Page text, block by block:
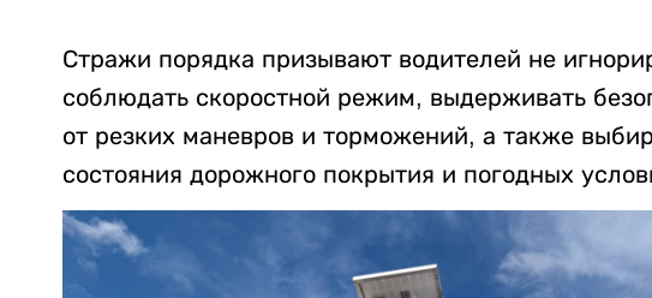
Стражи порядка призывают водителей не
соблюдать скоростной режим, выдерживать
от резких маневров и торможений, а также
состояния дорожного покрытия и погодных